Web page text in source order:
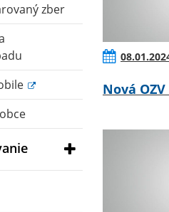
zber
Nová OZV